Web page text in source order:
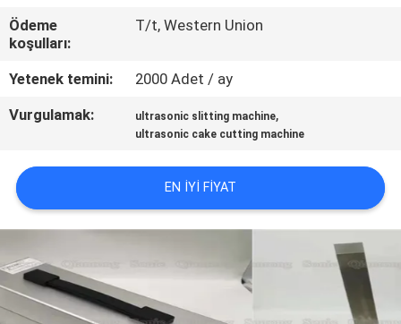
DURUMLAR
TEKLIF
ET
SITE
HARITASI
GIZLILIK
POLITIKASI
Ödeme
koşulları:
T/t, Western Union
Yetenek temini:
2000 Adet / ay
Vurgulamak:
ultrasonic slitting machine,
ultrasonic cake cutting machine
EN IYI FIYAT